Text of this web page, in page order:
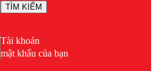
Tài khoản
mật khẩu của bạn